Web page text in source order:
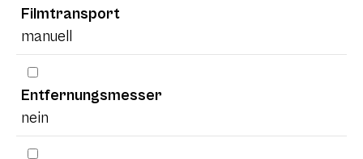
Filmtransport
manuell
Entfernungsmesser
nein